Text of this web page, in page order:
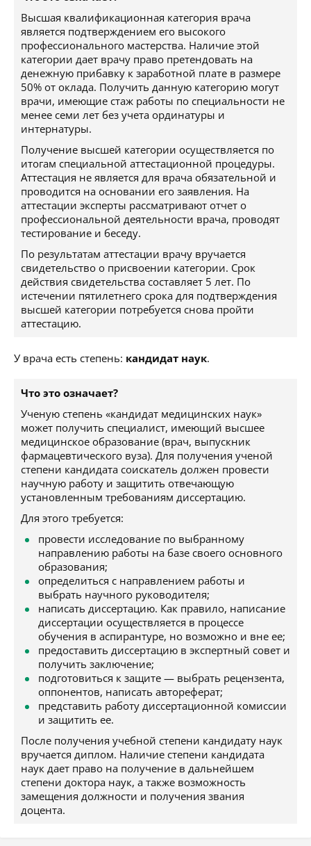
Высшая квалификационная категория врача
является подтверждением его высокого
профессионального мастерства. Наличие этой
категории дает врачу право претендовать на
денежную прибавку к заработной плате в размере
50% от оклада. Получить данную категорию могут
врачи, имеющие стаж работы по специальности не
менее семи лет без учета ординатуры и
интернатуры.
Получение высшей категории осуществляется по
итогам специальной аттестационной процедуры.
Аттестация не является для врача обязательной и
проводится на основании его заявления. На
аттестации эксперты рассматривают отчет о
профессиональной деятельности врача, проводят
тестирование и беседу.
По результатам аттестации врачу вручается
свидетельство о присвоении категории. Срок
действия свидетельства составляет 5 лет. По
истечении пятилетнего срока для подтверждения
высшей категории потребуется снова пройти
аттестацию.
У врача есть степень: кандидат наук.
Что это означает?
Ученую степень «кандидат медицинских наук»
может получить специалист, имеющий высшее
медицинское образование (врач, выпускник
фармацевтического вуза). Для получения ученой
степени кандидата соискатель должен провести
научную работу и защитить отвечающую
установленным требованиям диссертацию.
Для этого требуется:
провести исследование по выбранному
направлению работы на базе своего основного
образования;
определиться с направлением работы и
выбрать научного руководителя;
написать диссертацию. Как правило, написание
диссертации осуществляется в процессе
обучения в аспирантуре, но возможно и вне ее;
предоставить диссертацию в экспертный совет и
получить заключение;
подготовиться к защите — выбрать рецензента,
оппонентов, написать автореферат;
представить работу диссертационной комиссии
и защитить ее.
После получения учебной степени кандидату наук
вручается диплом. Наличие степени кандидата
наук дает право на получение в дальнейшем
степени доктора наук, а также возможность
замещения должности и получения звания
доцента.